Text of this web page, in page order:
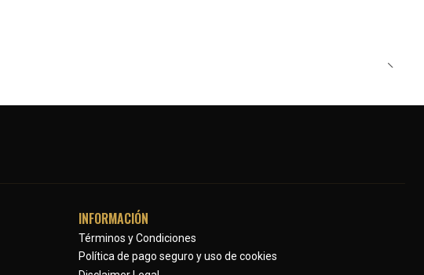
INFORMACIÓN
Términos y Condiciones
Política de pago seguro y uso de cookies